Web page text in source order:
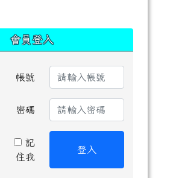
會員登入
帳號
密碼
記
住我
登入